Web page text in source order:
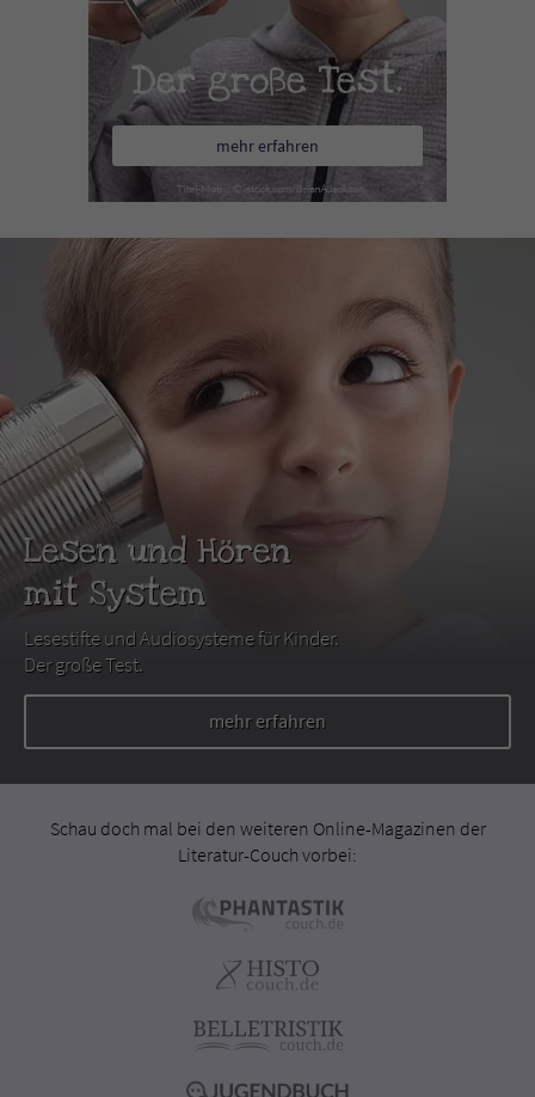
Der große Test.
mehr erfahren
Lesen und Hören
mit System
Lesestifte und Audiosysteme für Kinder.
Der große Test.
mehr erfahren
Schau doch mal bei den weiteren Online-Magazinen der
Literatur-Couch vorbei: